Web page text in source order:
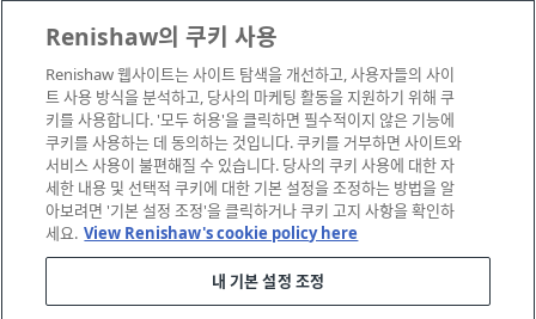
© 2001-2026 Renishaw plc. All rights reserved.
Renishaw의 쿠키 사용
Renishaw 웹사이트는 사이트 탐색을 개선하고, 사용자들의 사이
트 사용 방식을 분석하고, 당사의 마케팅 활동을 지원하기 위해 쿠
키를 사용합니다. '모두 허용'을 클릭하면 필수적이지 않은 기능에
쿠키를 사용하는 데 동의하는 것입니다. 쿠키를 거부하면 사이트와
서비스 사용이 불편해질 수 있습니다. 당사의 쿠키 사용에 대한 자
세한 내용 및 선택적 쿠키에 대한 기본 설정을 조정하는 방법을 알
아보려면 '기본 설정 조정'을 클릭하거나 쿠키 고지 사항을 확인하
세요. View Renishaw's cookie policy here
내 기본 설정 조정